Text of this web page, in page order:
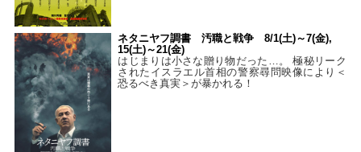
ネタニヤフ調書 汚職と戦争 8/1(土)～7(金),
15(土)～21(金)
はじまりは小さな贈り物だった…。 極秘リーク
されたイスラエル首相の警察尋問映像により＜
恐るべき真実＞が暴かれる！